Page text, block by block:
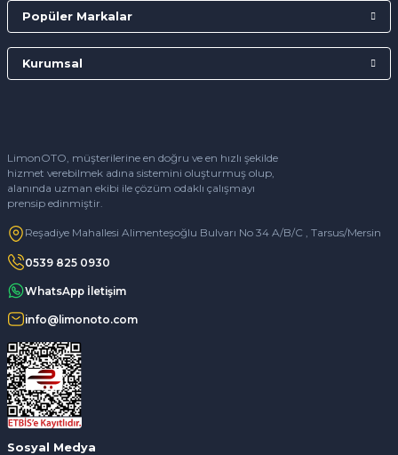
LimonOTO, müşterilerine en doğru ve en hızlı şekilde
hizmet verebilmek adına sistemini oluşturmuş olup,
alanında uzman ekibi ile çözüm odaklı çalışmayı
prensip edinmiştir.
Reşadiye Mahallesi Alimenteşoğlu Bulvarı No 34 A/B/C , Tarsus/Mersin
0539 825 0930
WhatsApp İletişim
info@limonoto.com
Popüler Markalar
Kurumsal
Sosyal Medya